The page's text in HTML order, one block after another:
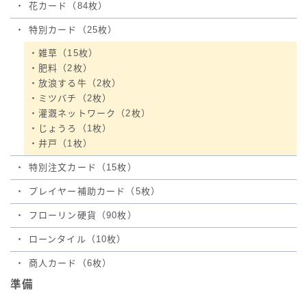
・ 花カード（84枚）
・ 特別カード（25枚）
・雑草（15枚）
・肥料（2枚）
・放浪する牛（2枚）
・ミツバチ（2枚）
・灌漑ネットワーク（2枚）
・じょうろ（1枚）
・井戸（1枚）
・ 特別注文カード（15枚）
・ プレイヤー補助カード（5枚）
・ フローリン硬貨（90枚）
・ ローンタイル（10枚）
・ 商人カード（6枚）
準備